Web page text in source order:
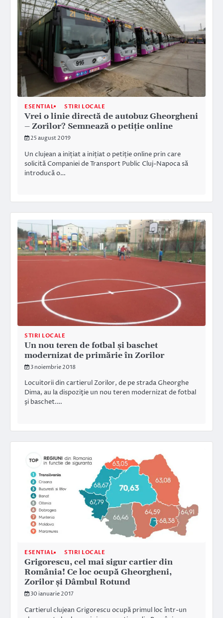
ESENTIAL STIRI LOCALE
Vrei o linie directă de autobuz Gheorgheni
– Zorilor? Semnează o petiție online
25 august 2019
Un clujean a inițiat a inițiat o petiție online prin care
solicită Companiei de Transport Public Cluj-Napoca să
introducă o…
STIRI LOCALE
Un nou teren de fotbal şi baschet
modernizat de primărie în Zorilor
3 noiembrie 2018
Locuitorii din cartierul Zorilor, de pe strada Gheorghe
Dima, au la dispoziţie un nou teren modernizat de fotbal
şi baschet.…
ESENTIAL STIRI LOCALE
Grigorescu, cel mai sigur cartier din
România! Ce loc ocupă Gheorgheni,
Zorilor și Dâmbul Rotund
30 ianuarie 2017
Cartierul clujean Grigorescu ocupă primul loc într-un